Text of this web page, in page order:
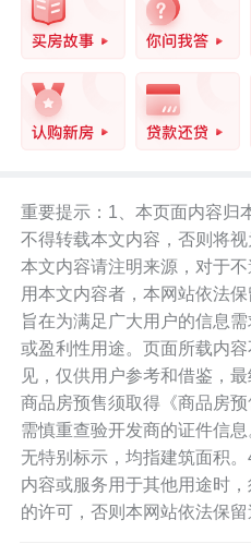
为“深圳实验学校高中
综上，君胜熙玥湾位
碧路交汇处的南面，
9-115平3-4房，限时
起，适合刚需群体
重要提示：1、本页面内容归
不得转载本文内容，否则将
本文内容请注明来源，对于
用本文内容者，本网站依法
旨在为满足广大用户的信息
或盈利性用途。页面所载内
见，仅供用户参考和借鉴，
商品房预售须取得《商品房
需慎重查验开发商的证件信
无特别标示，均指建筑面积
内容或服务用于其他用途时
的许可，否则本网站依法保留